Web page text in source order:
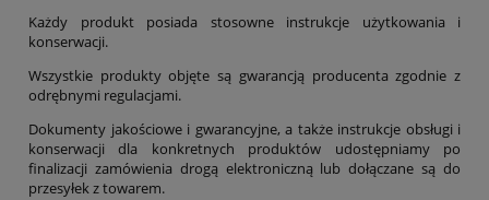
Każdy produkt posiada stosowne instrukcje użytkowania i
konserwacji.
Wszystkie produkty objęte są gwarancją producenta zgodnie z
odrębnymi regulacjami.
Dokumenty jakościowe i gwarancyjne, a także instrukcje obsługi i
konserwacji dla konkretnych produktów udostępniamy po
finalizacji zamówienia drogą elektroniczną lub dołączane są do
przesyłek z towarem.